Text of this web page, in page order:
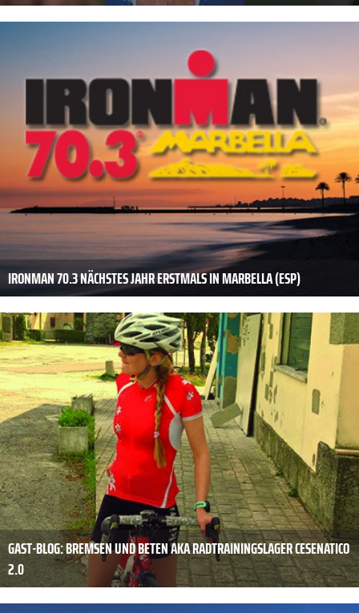
IRONMAN 70.3 NÄCHSTES JAHR ERSTMALS IN MARBELLA (ESP)
GAST-BLOG: BREMSEN UND BETEN AKA RADTRAININGSLAGER CESENATICO
2.0